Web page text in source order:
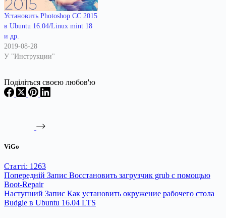
Установить Photoshop CC 2015
в Ubuntu 16.04/Linux mint 18
и др.
2019-08-28
У "Инструкции"
Поділіться своєю любов'ю
ViGo
Статті: 1263
Попередній Запис Восстановить загрузчик grub с помощью
Boot-Repair
Наступний Запис Как установить окружение рабочего стола
Budgie в Ubuntu 16.04 LTS